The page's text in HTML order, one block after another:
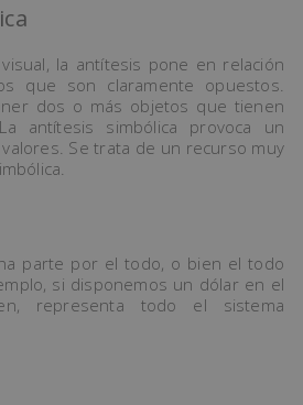
la antítesis pone en relación
que son claramente opuestos.
dos o más objetos que tienen
antítesis simbólica provoca un
Se trata de un recurso muy
parte por el todo, o bien el todo
si disponemos un dólar en el
representa todo el sistema